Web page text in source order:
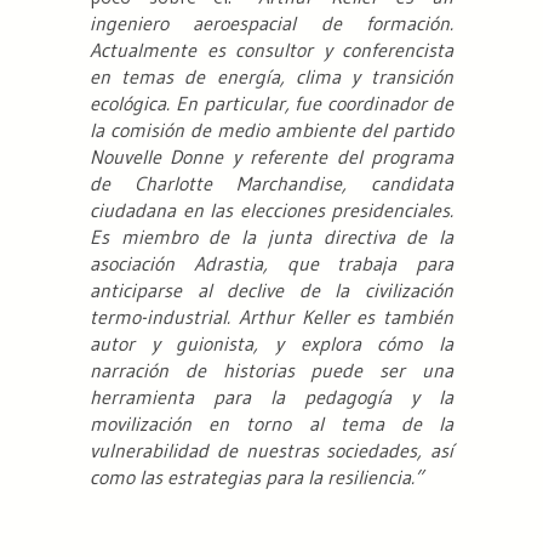
ingeniero aeroespacial de formación.
Actualmente es consultor y conferencista
en temas de energía, clima y transición
ecológica. En particular, fue coordinador de
la comisión de medio ambiente del partido
Nouvelle Donne y referente del programa
de Charlotte Marchandise, candidata
ciudadana en las elecciones presidenciales.
Es miembro de la junta directiva de la
asociación Adrastia, que trabaja para
anticiparse al declive de la civilización
termo-industrial. Arthur Keller es también
autor y guionista, y explora cómo la
narración de historias puede ser una
herramienta para la pedagogía y la
movilización en torno al tema de la
vulnerabilidad de nuestras sociedades, así
como las estrategias para la resiliencia.”